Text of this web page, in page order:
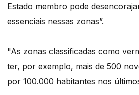
Estado membro pode
essenciais nessas zonas”.
"As zonas classificadas como
ter, por exemplo, mais de 500
por 100.000 habitantes nos